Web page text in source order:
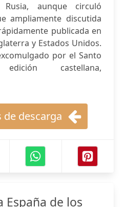
aunque circuló
ampliamente discutida
publicada en
y Estados Unidos.
por el Santo
castellana,
de descarga
España de los